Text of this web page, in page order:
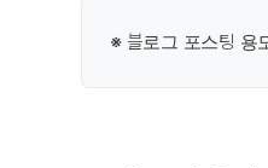
※ 블로그 포스팅 용